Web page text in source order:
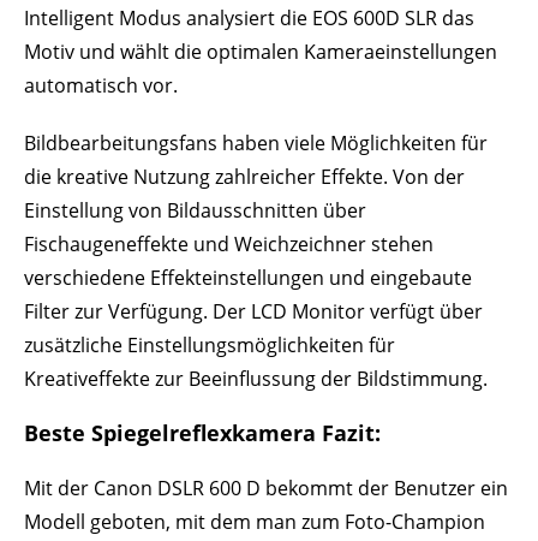
Intelligent Modus analysiert die EOS 600D SLR das
Motiv und wählt die optimalen Kameraeinstellungen
automatisch vor.
Bildbearbeitungsfans haben viele Möglichkeiten für
die kreative Nutzung zahlreicher Effekte. Von der
Einstellung von Bildausschnitten über
Fischaugeneffekte und Weichzeichner stehen
verschiedene Effekteinstellungen und eingebaute
Filter zur Verfügung. Der LCD Monitor verfügt über
zusätzliche Einstellungsmöglichkeiten für
Kreativeffekte zur Beeinflussung der Bildstimmung.
Beste Spiegelreflexkamera Fazit:
Mit der Canon DSLR 600 D bekommt der Benutzer ein
Modell geboten, mit dem man zum Foto-Champion